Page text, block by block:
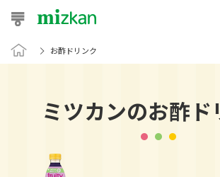
おうちレシピ
レシピ特集
レシピカテゴリ一覧
お酢ドリンク
ミツカンのお酢ド